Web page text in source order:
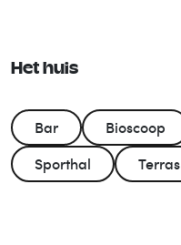
Het huis
Bar Bioscoop
Sporthal
Terras